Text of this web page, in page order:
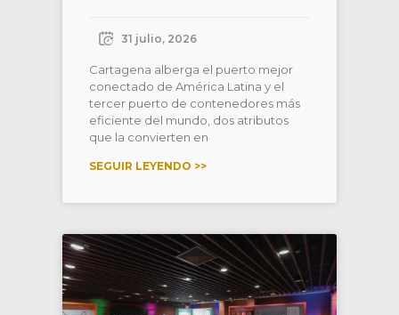
31 julio, 2026
Cartagena alberga el puerto mejor
conectado de América Latina y el
tercer puerto de contenedores más
eficiente del mundo, dos atributos
que la convierten en
SEGUIR LEYENDO >>